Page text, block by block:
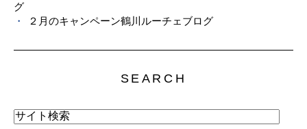
グ
２月のキャンペーン鶴川ルーチェブログ
SEARCH